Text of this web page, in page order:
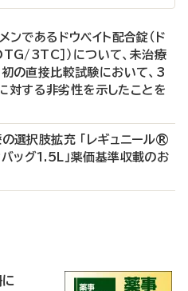
ンであるドウベイト配合錠（ド
3TC］）について、未治療
の直接比較試験において、3
する非劣性を示したことを
選択肢拡充 「レギュニール®
ッグ1.5L」薬価基準収載のお